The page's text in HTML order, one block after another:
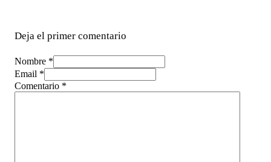
Deja el primer comentario
Nombre *
Email *
Comentario *